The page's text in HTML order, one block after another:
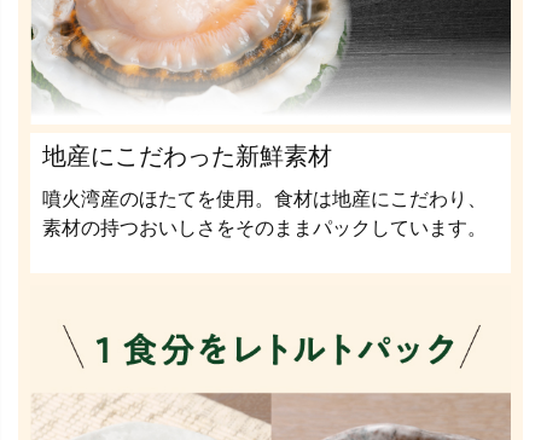
地産にこだわった新鮮素材
噴火湾産のほたてを使用。食材は地産にこだわり、
素材の持つおいしさをそのままパックしています。